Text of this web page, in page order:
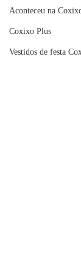
Aconteceu na
Coxixo Plus
Vestidos de festa